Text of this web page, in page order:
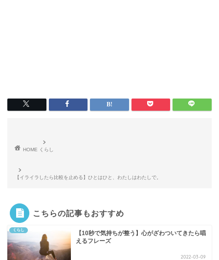
HOME くらし
【イライラしたら比較を止める】ひとはひと、わたしはわたしで。
こちらの記事もおすすめ
くらし
【10秒で気持ちが整う】心がざわついてきたら唱
えるフレーズ
2022-03-09